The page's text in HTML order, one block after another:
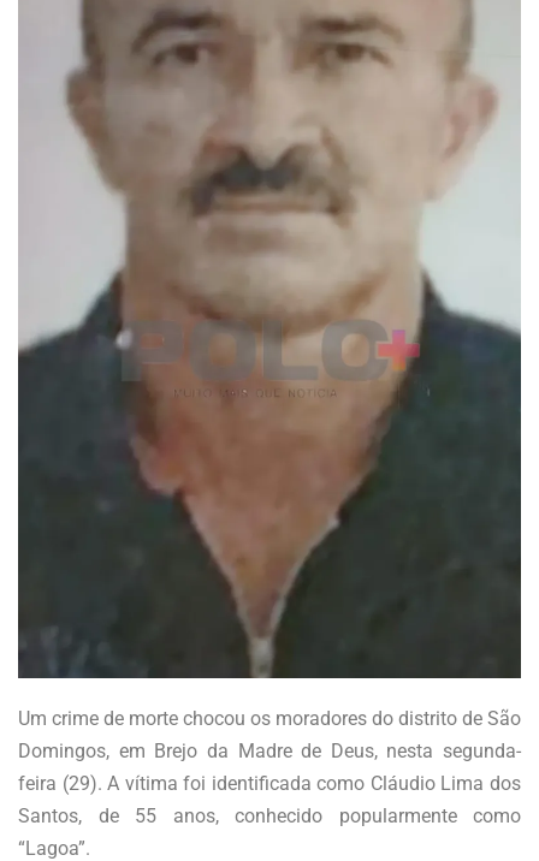
Um crime de morte chocou os moradores do distrito de São
Domingos, em Brejo da Madre de Deus, nesta segunda-
feira (29). A vítima foi identificada como Cláudio Lima dos
Santos, de 55 anos, conhecido popularmente como
“Lagoa”.